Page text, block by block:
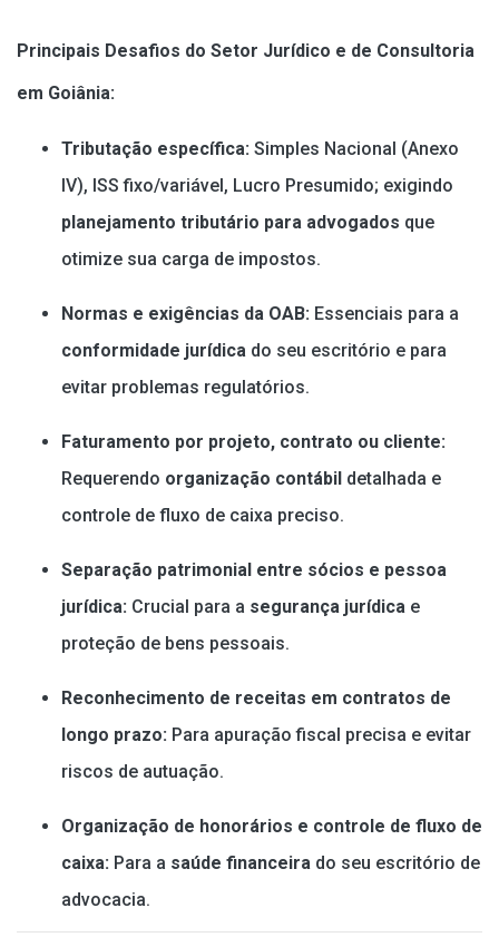
Principais Desafios do Setor Jurídico e de Consultoria
em Goiânia:
Tributação específica: Simples Nacional (Anexo
IV), ISS fixo/variável, Lucro Presumido; exigindo
planejamento tributário para advogados que
otimize sua carga de impostos.
Normas e exigências da OAB: Essenciais para a
conformidade jurídica do seu escritório e para
evitar problemas regulatórios.
Faturamento por projeto, contrato ou cliente:
Requerendo organização contábil detalhada e
controle de fluxo de caixa preciso.
Separação patrimonial entre sócios e pessoa
jurídica: Crucial para a segurança jurídica e
proteção de bens pessoais.
Reconhecimento de receitas em contratos de
longo prazo: Para apuração fiscal precisa e evitar
riscos de autuação.
Organização de honorários e controle de fluxo de
caixa: Para a saúde financeira do seu escritório de
advocacia.